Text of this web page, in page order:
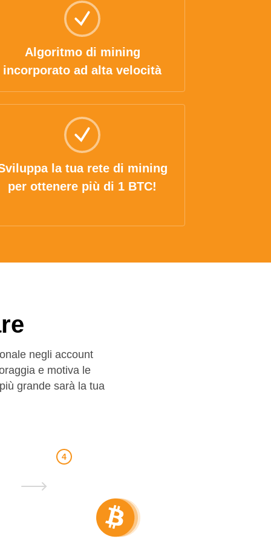
Algoritmo di mining
incorporato ad alta velocità
la tua rete di mining
per ottenere più di 1 BTC!
negli account
e motiva le
grande sarà la tua